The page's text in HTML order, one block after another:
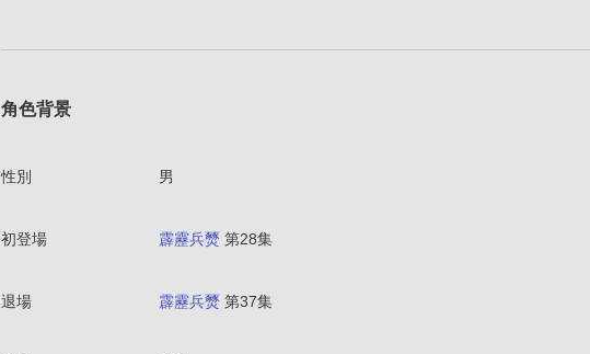
角色背景
性別 男
初登場 霹靂兵燹第28集
退場 霹靂兵燹第37集